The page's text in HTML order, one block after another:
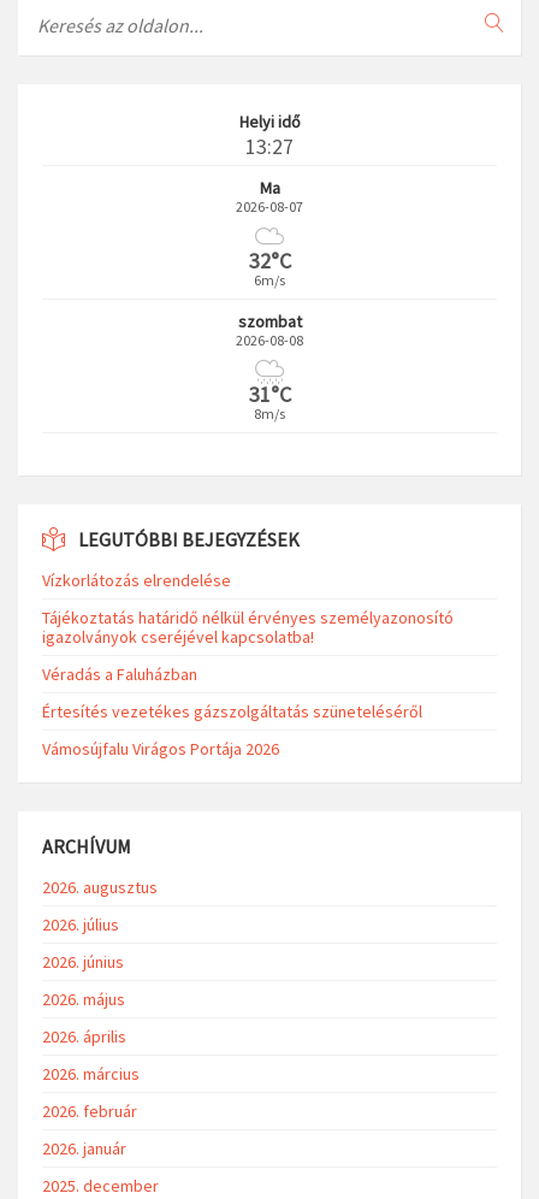
Helyi idő
13:27
Ma
2026-08-07
32°C
6m/s
szombat
2026-08-08
31°C
8m/s
LEGUTÓBBI BEJEGYZÉSEK
Vízkorlátozás elrendelése
Tájékoztatás határidő nélkül érvényes személyazonosító
igazolványok cseréjével kapcsolatba!
Véradás a Faluházban
Értesítés vezetékes gázszolgáltatás szüneteléséről
Vámosújfalu Virágos Portája 2026
ARCHÍVUM
2026. augusztus
2026. július
2026. június
2026. május
2026. április
2026. március
2026. február
2026. január
2025. december